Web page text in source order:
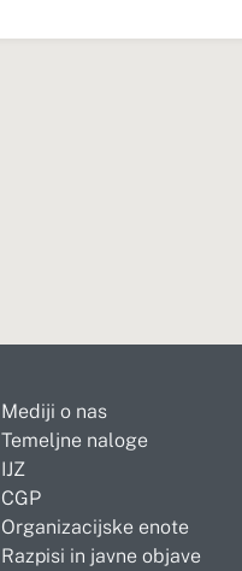
Mediji o nas
Temeljne naloge
IJZ
CGP
Organizacijske enote
Razpisi in javne objave